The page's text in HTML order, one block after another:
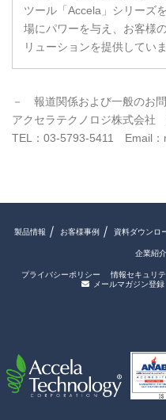
ツール「Accela」シリーズ
場にパワーを与え、お客様
リューションを提供していま
－ 報道関係および一般のお
アクセラテクノロジ株式会
TEL：03-5793-5411 Email：
製品情報 お客様事例 資料ダウンロ
企業紹介
プライバシーポリシー 情報セキュリ
メールマガジン登録